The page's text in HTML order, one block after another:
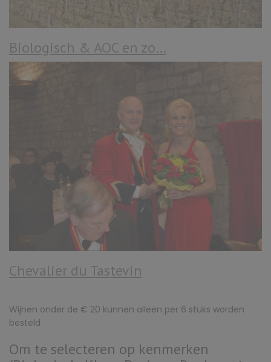
Biologisch & AOC en zo…
Chevalier du Tastevin
Wijnen onder de € 20 kunnen alleen per 6 stuks worden
besteld
Om te selecteren op kenmerken